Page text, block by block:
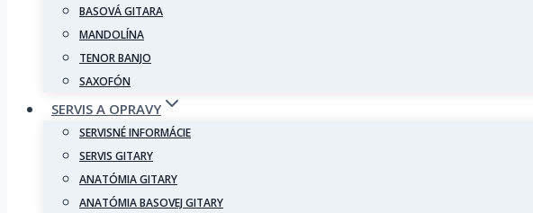
BASOVÁ GITARA
MANDOLÍNA
TENOR BANJO
SAXOFÓN
SERVIS A OPRAVY
SERVISNÉ INFORMÁCIE
SERVIS GITARY
ANATÓMIA GITARY
ANATÓMIA BASOVEJ GITARY